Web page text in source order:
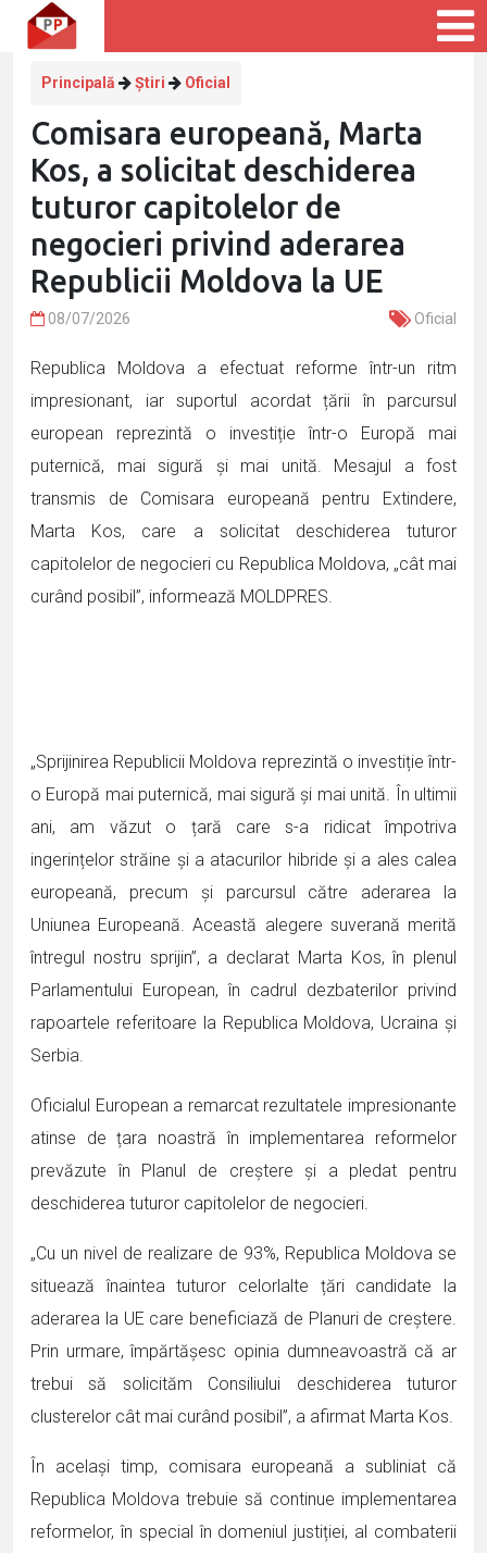
Principală Știri Oficial
Comisara europeană, Marta
Kos, a solicitat deschiderea
tuturor capitolelor de
negocieri privind aderarea
Republicii Moldova la UE
08/07/2026 Oficial
Republica Moldova a efectuat reforme într-un ritm
impresionant, iar suportul acordat țării în parcursul
european reprezintă o investiție într-o Europă mai
puternică, mai sigură și mai unită. Mesajul a fost
transmis de Comisara europeană pentru Extindere,
Marta Kos, care a solicitat deschiderea tuturor
capitolelor de negocieri cu Republica Moldova, „cât mai
curând posibil”, informează MOLDPRES.
„Sprijinirea Republicii Moldova reprezintă o investiție într-
o Europă mai puternică, mai sigură și mai unită. În ultimii
ani, am văzut o țară care s-a ridicat împotriva
ingerințelor străine și a atacurilor hibride și a ales calea
europeană, precum și parcursul către aderarea la
Uniunea Europeană. Această alegere suverană merită
întregul nostru sprijin”, a declarat Marta Kos, în plenul
Parlamentului European, în cadrul dezbaterilor privind
rapoartele referitoare la Republica Moldova, Ucraina și
Serbia.
Oficialul European a remarcat rezultatele impresionante
atinse de țara noastră în implementarea reformelor
prevăzute în Planul de creștere și a pledat pentru
deschiderea tuturor capitolelor de negocieri.
„Cu un nivel de realizare de 93%, Republica Moldova se
situează înaintea tuturor celorlalte țări candidate la
aderarea la UE care beneficiază de Planuri de creștere.
Prin urmare, împărtășesc opinia dumneavoastră că ar
trebui să solicităm Consiliului deschiderea tuturor
clusterelor cât mai curând posibil”, a afirmat Marta Kos.
În același timp, comisara europeană a subliniat că
Republica Moldova trebuie să continue implementarea
reformelor, în special în domeniul justiției, al combaterii